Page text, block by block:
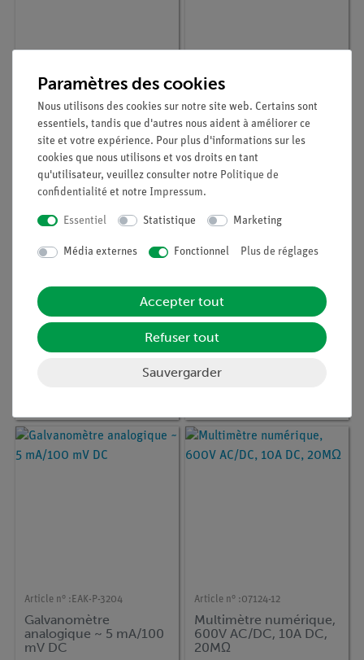
Article n° : EAK-P-3440
Multimètre graphique 4
5/6 chiffres
Article n° :
Voltmètre analogique ~
500 V AC/DC
Article n° :
6.000 compteurs, 1000
IP67 avec boutons
éclairés
Article n° :
2025A USB, 600V
Article n° : EAK-P-3204
Galvanomètre
analogique ~ 5 mA/100
mV DC
Article n° :07124-12
Multimètre numérique,
600V AC/DC, 10A DC,
20MΩ
Paramètres des cookies
Nous utilisons des cookies sur notre site web. Certains sont
essentiels, tandis que d'autres nous aident à améliorer ce
site et votre expérience. Pour plus d'informations sur les
cookies que nous utilisons et vos droits en tant
qu'utilisateur, veuillez consulter notre Politique de
confidentialité et notre Impressum.
Essentiel Statistique Marketing
Média externes Fonctionnel Plus de réglages
Accepter tout
Refuser tout
Sauvergarder